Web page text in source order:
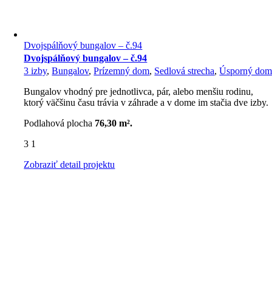
Dvojspálňový bungalov – č.94
Dvojspálňový bungalov – č.94
3 izby,Bungalov,Prízemný dom, Sedlová strecha,Úsporný dom
Bungalov vhodný pre jednotlivca, pár, alebo menšiu rodinu,
ktorý väčšinu času trávia v záhrade a v dome im stačia dve izby.
Podlahová plocha 76,30 m².
3 1
Zobraziť detail projektu